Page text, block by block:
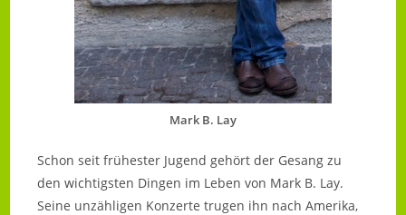
Mark B. Lay
Schon seit frühester Jugend gehört der Gesang zu
den wichtigsten Dingen im Leben von Mark B. Lay.
Seine unzähligen Konzerte trugen ihn nach Amerika,